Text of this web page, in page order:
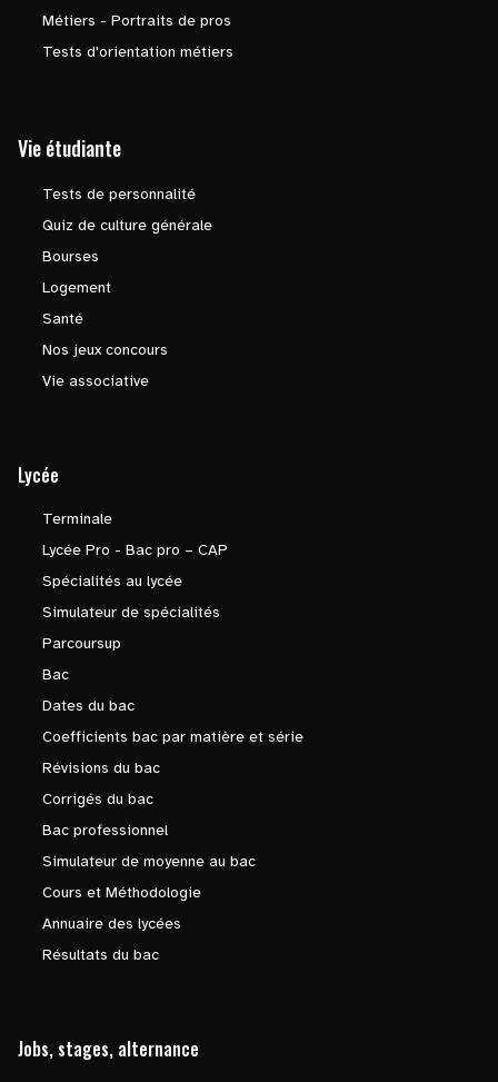
Métiers - Portraits de pros
Tests d'orientation métiers
Vie étudiante
Tests de personnalité
Quiz de culture générale
Bourses
Logement
Santé
Nos jeux concours
Vie associative
Lycée
Terminale
Lycée Pro - Bac pro – CAP
Spécialités au lycée
Simulateur de spécialités
Parcoursup
Bac
Dates du bac
Coefficients bac par matière et série
Révisions du bac
Corrigés du bac
Bac professionnel
Simulateur de moyenne au bac
Cours et Méthodologie
Annuaire des lycées
Résultats du bac
Jobs, stages, alternance